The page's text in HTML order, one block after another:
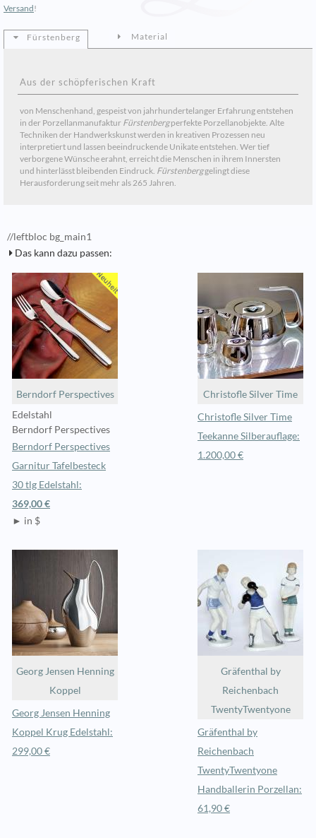
Versand!
Fürstenberg
Aus der schöpferischen Kraft
von Menschenhand, gespeist von jahrhundertelanger Erfahrung entstehen
in der Porzellanmanufaktur Fürstenbergperfekte Porzellanobjekte. Alte
Techniken der Handwerkskunst werden in kreativen Prozessen neu
interpretiert und lassen beeindruckende Unikate entstehen. Wer tief
verborgene Wünsche erahnt, erreicht die Menschen in ihrem Innersten
und hinterlässt bleibenden Eindruck. Fürstenberggelingt diese
Herausforderung seit mehr als 265 Jahren.
Material
//leftbloc bg_main1
Das kann dazu passen:
Berndorf Perspectives
Edelstahl
Berndorf Perspectives
Berndorf Perspectives
Garnitur Tafelbesteck
30 tlg Edelstahl:
369,00 €
► in $
Christofle Silver Time
Christofle Silver Time
Teekanne Silberauflage:
1.200,00 €
Georg Jensen Henning
Koppel
Georg Jensen Henning
Koppel Krug Edelstahl:
299,00 €
Gräfenthal by
Reichenbach
TwentyTwentyone
Gräfenthal by
Reichenbach
TwentyTwentyone
Handballerin Porzellan:
61,90 €